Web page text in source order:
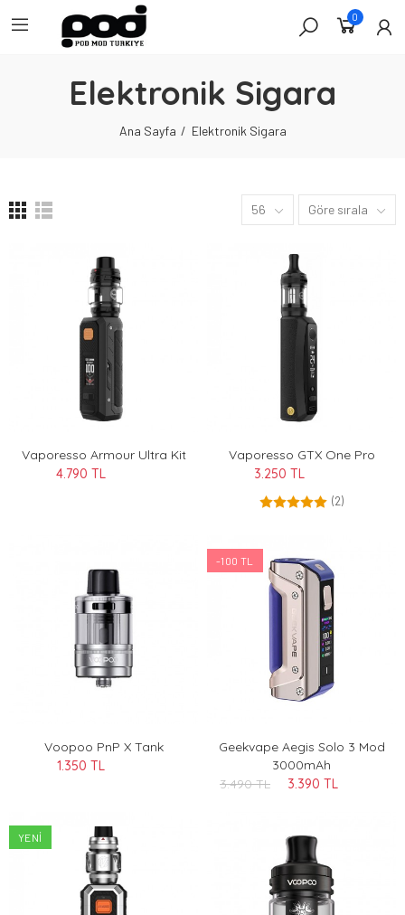
0
Elektronik Sigara
Ana Sayfa Elektronik Sigara
56 Göre sırala
Vaporesso Armour Ultra Kit
4.790 TL
Vaporesso GTX One Pro
3.250 TL
(2)
Voopoo PnP X Tank
1.350 TL
-100 TL
Geekvape Aegis Solo 3 Mod
3000mAh
3.490 TL
3.390 TL
YENI